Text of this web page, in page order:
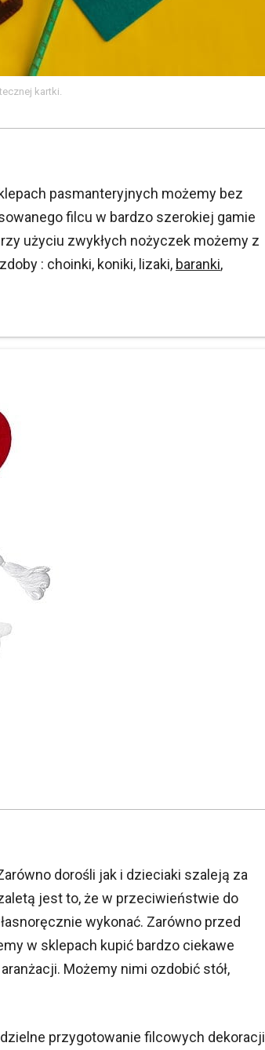
kartki.
pasmanteryjnych możemy bez
filcu w bardzo szerokiej gamie
użyciu zwykłych nożyczek możemy z
: choinki, koniki, lizaki, baranki,
dorośli jak i dzieciaki szaleją za
jest to, że w przeciwieństwie do
wykonać. Zarówno przed
w sklepach kupić bardzo ciekawe
Możemy nimi ozdobić stół,
przygotowanie filcowych dekoracji